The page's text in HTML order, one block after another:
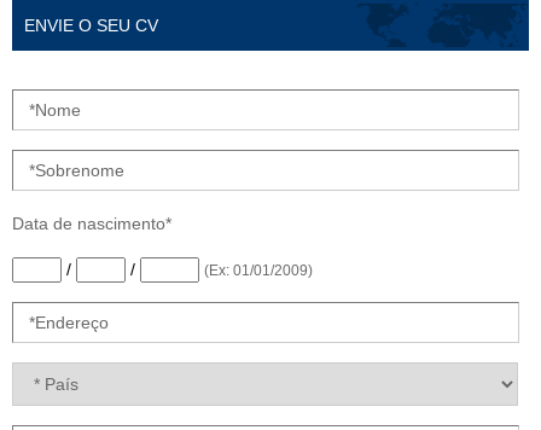
ENVIE O SEU CV
Data de nascimento*
/ / (Ex: 01/01/2009)